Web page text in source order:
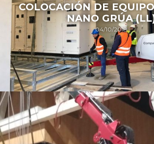
COLOCACIÓN DE
NANO GRÚA
04/10/2018